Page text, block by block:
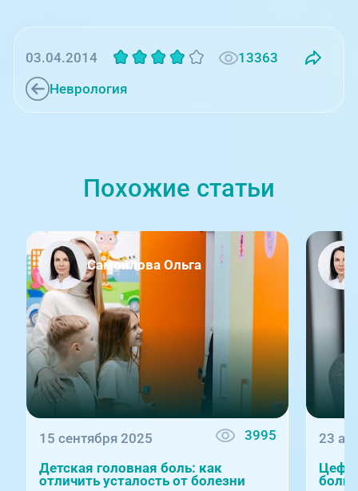
Неврология
03.04.2014 13363
Похожие статьи
Самойлова Ольга
15 сентября 2025 3995
Детская головная боль: как
отличить усталость от болезни
23
боли